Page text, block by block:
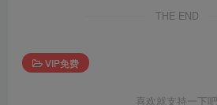
THE END
VIP免费
喜欢就支持一下吧